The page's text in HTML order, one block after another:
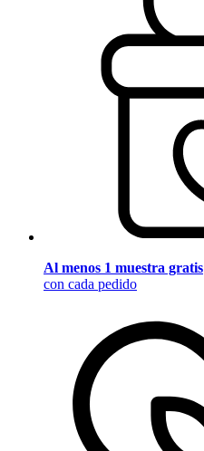
Al menos 1 muestra gratis
con cada pedido